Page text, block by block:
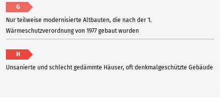
G
Nur teilweise modernisierte Altbauten, die nach der 1.
Wärmeschutzverordnung von 1977 gebaut wurden
H
Unsanierte und schlecht gedämmte Häuser, oft denkmalgeschützte Gebäude